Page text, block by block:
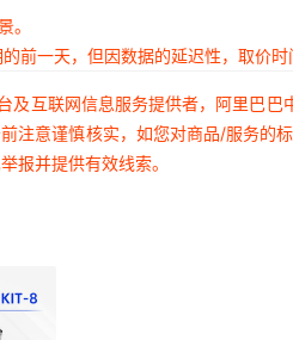
。
前一天，但因数据的延迟性，取价
及互联网信息服务提供者，阿里巴
注意谨慎核实，如您对商品/服务的
报并提供有效线索。